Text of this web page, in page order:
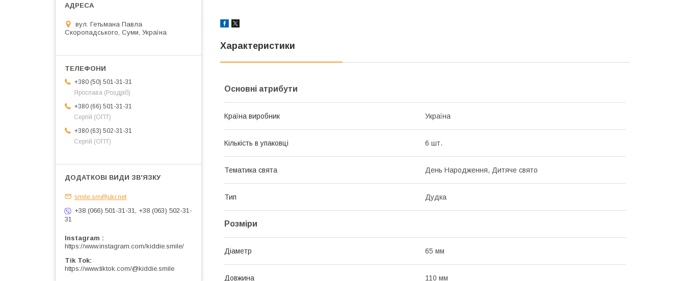
Характеристики
Основні атрибути
Країна виробник Україна
Кількість в упаковці 6 шт.
Тематика свята День Народження, Дитяче свято
Тип Дудка
Розміри
Діаметр 65 мм
Довжина 110 мм
вул. Гетьмана Павла
Скоропадського, Суми, Україна
+380 (50) 501-31-31
Ярослава (Роздріб)
+380 (66) 501-31-31
Сергій (ОПТ)
+380 (63) 502-31-31
Сергій (ОПТ)
smile.sm@ukr.net
+38 (066) 501-31-31, +38 (063) 502-31-
31
Instagram
https://www.instagram.com/kiddie.smile/
Tik Tok
https://www.tiktok.com/@kiddie.smile